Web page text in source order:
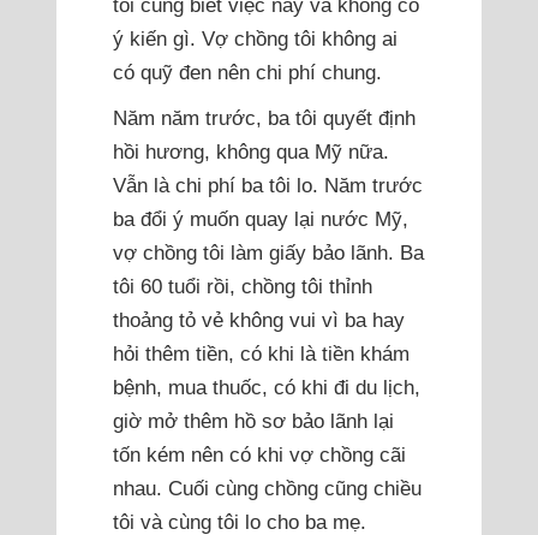
ý kiến gì. Vợ chồng tôi không ai
có quỹ đen nên chi phí chung.
Năm năm trước, ba tôi quyết định
hồi hương, không qua Mỹ nữa.
Vẫn là chi phí ba tôi lo. Năm trước
ba đổi ý muốn quay lại nước Mỹ,
vợ chồng tôi làm giấy bảo lãnh. Ba
tôi 60 tuổi rồi, chồng tôi thỉnh
thoảng tỏ vẻ không vui vì ba hay
hỏi thêm tiền, có khi là tiền khám
bệnh, mua thuốc, có khi đi du lịch,
giờ mở thêm hồ sơ bảo lãnh lại
tốn kém nên có khi vợ chồng cãi
nhau. Cuối cùng chồng cũng chiều
tôi và cùng tôi lo cho ba mẹ.